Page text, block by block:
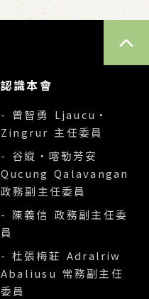
認識本會
- 曾智勇 Ljaucu‧
Zingrur 主任委員
- 谷縱‧喀勒芳安
Qucung Qalavangan
政務副主任委員
- 陳義信 政務副主任委
員
- 杜張梅莊 Adralriw
Abaliusu 常務副主任
委員